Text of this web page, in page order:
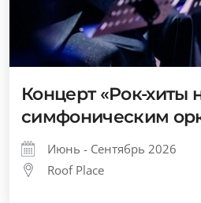
Концерт «Рок-хиты
симфоническим
Июнь - Сентябрь 2026
Roof Place